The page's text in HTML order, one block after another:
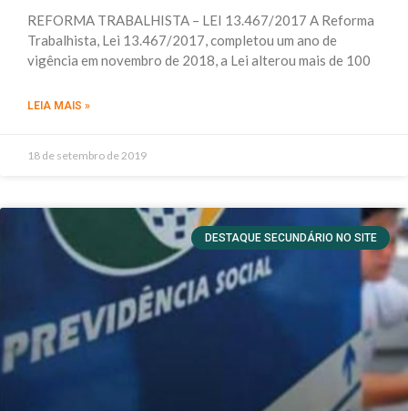
REFORMA TRABALHISTA – LEI 13.467/2017 A Reforma
Trabalhista, Lei 13.467/2017, completou um ano de
vigência em novembro de 2018, a Lei alterou mais de 100
LEIA MAIS »
18 de setembro de 2019
DESTAQUE SECUNDÁRIO NO SITE